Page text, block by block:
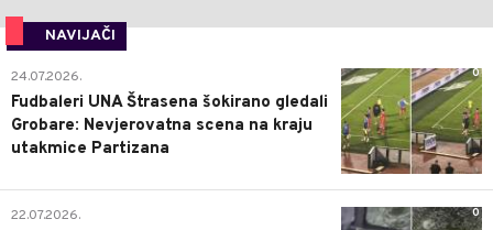
NAVIJAČI
0
24.07.2026.
Fudbaleri UNA Štrasena šokirano gledali
Grobare: Nevjerovatna scena na kraju
utakmice Partizana
0
22.07.2026.